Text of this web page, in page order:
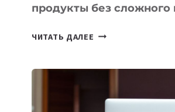
продукты без сложного
ЧИТАТЬ ДАЛЕЕ 7
ПОМОГАЮТ